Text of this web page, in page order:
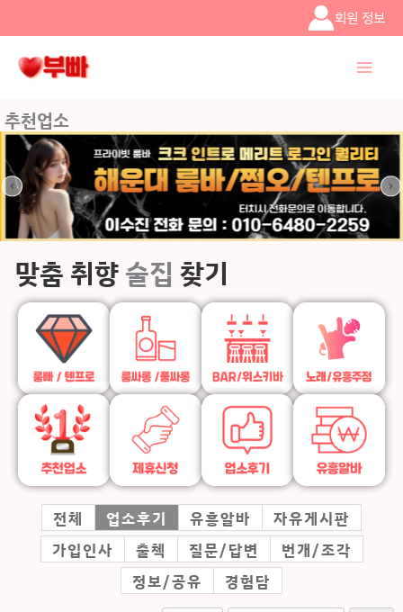
건너뛰기
회원 정보
추천업소
맞춤 취향 술집 찾기
전체 업소후기 유흥알바
자유게시판
가입인사
출첵 질문/답변
번개/조각
정보/공유
경험담